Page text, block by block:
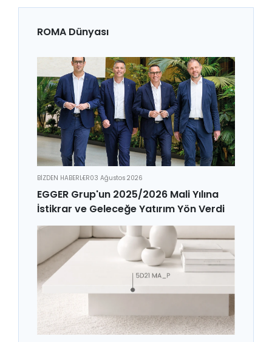
ROMA Dünyası
BİZDEN HABERLER03 Ağustos 2026
EGGER Grup'un 2025/2026 Mali Yılına
İstikrar ve Geleceğe Yatırım Yön Verdi